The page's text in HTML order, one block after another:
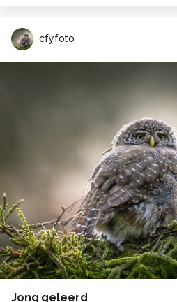
cfyfoto
Jong geleerd